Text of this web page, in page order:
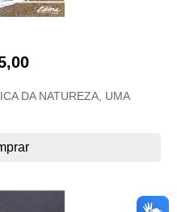
DA NATUREZA, UMA